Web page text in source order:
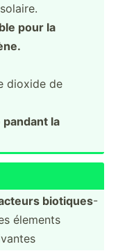
pour la
dioxide de
la
biotiques-
élements